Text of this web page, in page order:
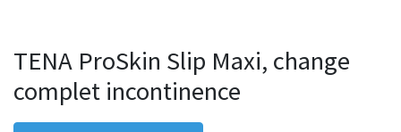
TENA ProSkin Slip Maxi, change
complet incontinence